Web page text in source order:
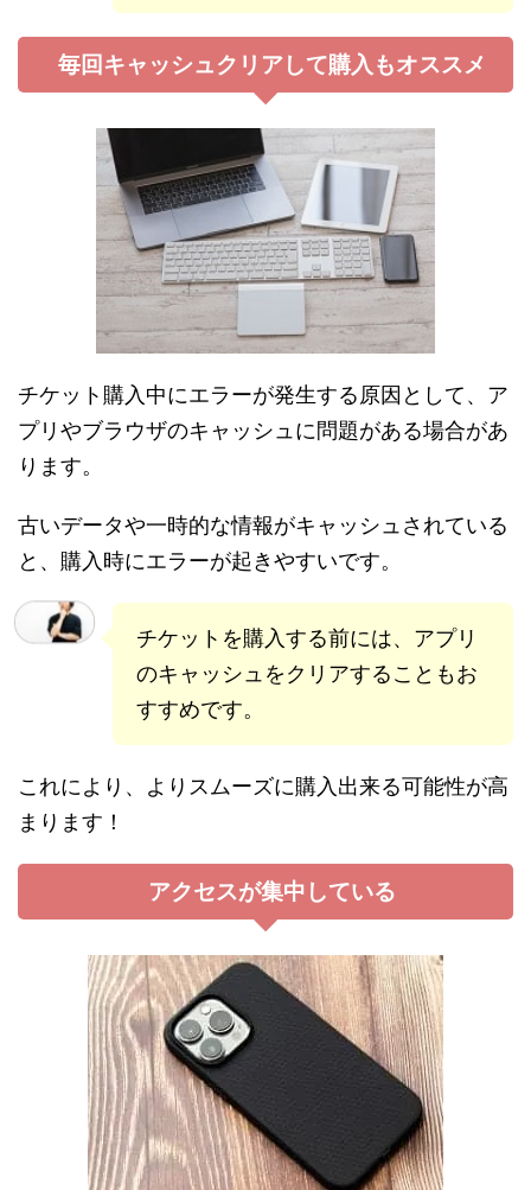
毎回キャッシュクリアして購入もオススメ
チケット購入中にエラーが発生する原因として、ア
プリやブラウザのキャッシュに問題がある場合があ
ります。
古いデータや一時的な情報がキャッシュされている
と、購入時にエラーが起きやすいです。
チケットを購入する前には、アプリ
のキャッシュをクリアすることもお
すすめです。
これにより、よりスムーズに購入出来る可能性が高
まります！
アクセスが集中している